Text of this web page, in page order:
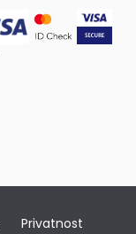
Privatnost